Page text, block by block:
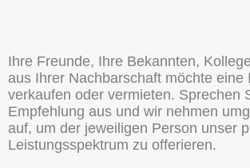
Ihre Freunde, Ihre Bekannten,
aus Ihrer Nachbarschaft möchte eine
verkaufen oder vermieten. Sprechen
Empfehlung aus und wir nehmen
auf, um der jeweiligen Person unser
Leistungsspektrum zu offerieren.